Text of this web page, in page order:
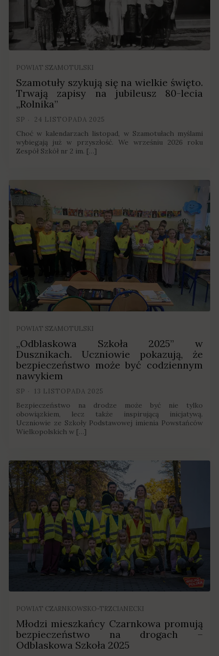
POWIAT SZAMOTULSKI
Szamotuły szykują się na wielkie święto.
Trwają zapisy na jubileusz 80-lecia
„Rolnika”
SP 24 LISTOPADA 2025
Choć w kalendarzach listopad, w Szamotułach myślami
wybiegają już w przyszłość. We wrześniu 2026 roku
Zespół Szkół nr 2 im. […]
POWIAT SZAMOTULSKI
„Odblaskowa Szkoła 2025” w
Dusznikach. Uczniowie pokazują, że
bezpieczeństwo może być codziennym
nawykiem
SP 13 LISTOPADA 2025
Bezpieczeństwo na drodze może być nie tylko
obowiązkiem, lecz także inspirującą inicjatywą.
Uczniowie ze Szkoły Podstawowej imienia Powstańców
Wielkopolskich w […]
POWIAT CZARNKOWSKO-TRZCIANECKI
Młodzi mieszkańcy Czarnkowa promują
bezpieczeństwo na drogach –
Odblaskowa Szkoła 2025